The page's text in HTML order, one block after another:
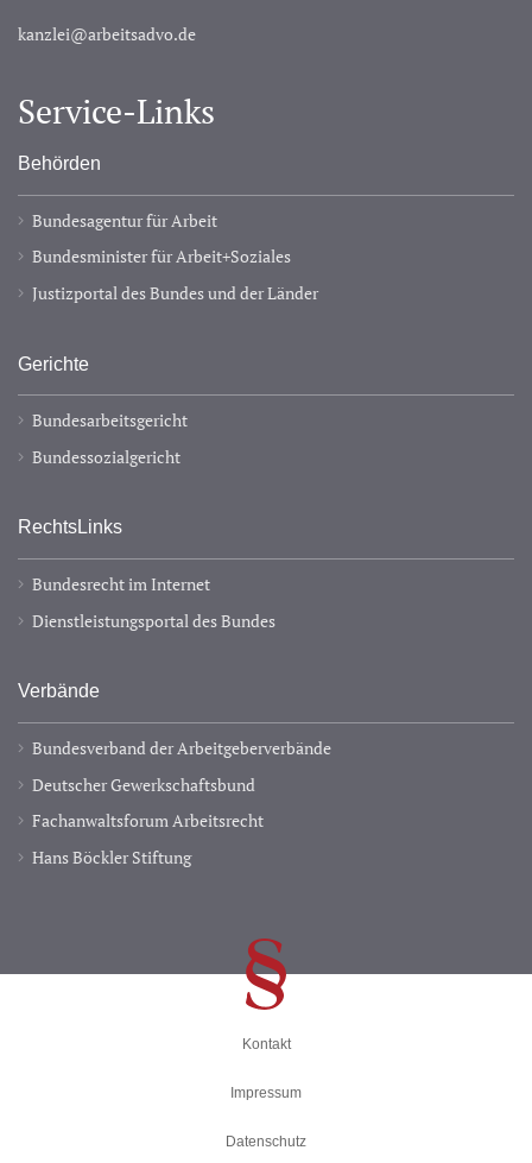
kanzlei@arbeitsadvo.de
Service-Links
Behörden
Bundesagentur für Arbeit
Bundesminister für Arbeit+Soziales
Justizportal des Bundes und der Länder
Gerichte
Bundesarbeitsgericht
Bundessozialgericht
RechtsLinks
Bundesrecht im Internet
Dienstleistungsportal des Bundes
Verbände
Bundesverband der Arbeitgeberverbände
Deutscher Gewerkschaftsbund
Fachanwaltsforum Arbeitsrecht
Hans Böckler Stiftung
Kontakt
Impressum
Datenschutz